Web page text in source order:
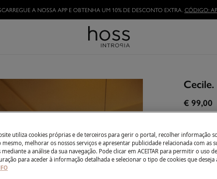
TORNE-SE HOSSLOVERE APROVEITE AS VANTAGENS
€ 99,00
Tamanho:
utiliza cookies próprias e de terceiros para gerir o portal, recolher informação
mesmo, melhorar os nossos serviços e apresentar publicidade relacionada com as
mediante a análise da sua navegação. Pode clicar em ACEITAR para permitir o uso
para aceder à informação detalhada e selecionar o tipo de cookies que deseja